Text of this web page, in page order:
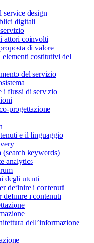
service design
digitali
attori coinvolti
di valore
elementi costitutivi del
del servizio
i flussi di servizio
progettazione
e il linguaggio
(search keywords)
analytics
degli utenti
definire i contenuti
definire i contenuti
dell’informazione